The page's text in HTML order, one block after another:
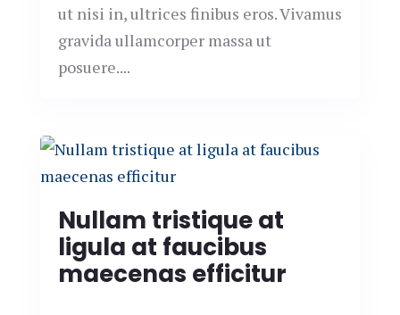
ut nisi in, ultrices finibus eros. Vivamus
gravida ullamcorper massa ut
posuere....
Nullam tristique at
ligula at faucibus
maecenas efficitur